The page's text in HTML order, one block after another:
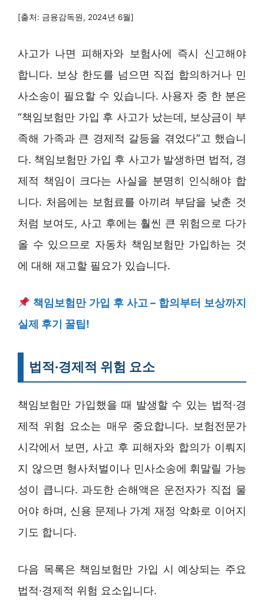
[출처: 금융감독원, 2024년 6월]
사고가 나면 피해자와 보험사에 즉시 신고해야
합니다. 보상 한도를 넘으면 직접 합의하거나 민
사소송이 필요할 수 있습니다. 사용자 중 한 분은
“책임보험만 가입 후 사고가 났는데, 보상금이 부
족해 가족과 큰 경제적 갈등을 겪었다”고 했습니
다. 책임보험만 가입 후 사고가 발생하면 법적, 경
제적 책임이 크다는 사실을 분명히 인식해야 합
니다. 처음에는 보험료를 아끼려 부담을 낮춘 것
처럼 보여도, 사고 후에는 훨씬 큰 위험으로 다가
올 수 있으므로 자동차 책임보험만 가입하는 것
에 대해 재고할 필요가 있습니다.
책임보험만 가입 후 사고 – 합의부터 보상까지
실제 후기 꿀팁!
법적·경제적 위험 요소
책임보험만 가입했을 때 발생할 수 있는 법적·경
제적 위험 요소는 매우 중요합니다. 보험전문가
시각에서 보면, 사고 후 피해자와 합의가 이뤄지
지 않으면 형사처벌이나 민사소송에 휘말릴 가능
성이 큽니다. 과도한 손해액은 운전자가 직접 물
어야 하며, 신용 문제나 가계 재정 악화로 이어지
기도 합니다.
다음 목록은 책임보험만 가입 시 예상되는 주요
법적·경제적 위험 요소입니다.